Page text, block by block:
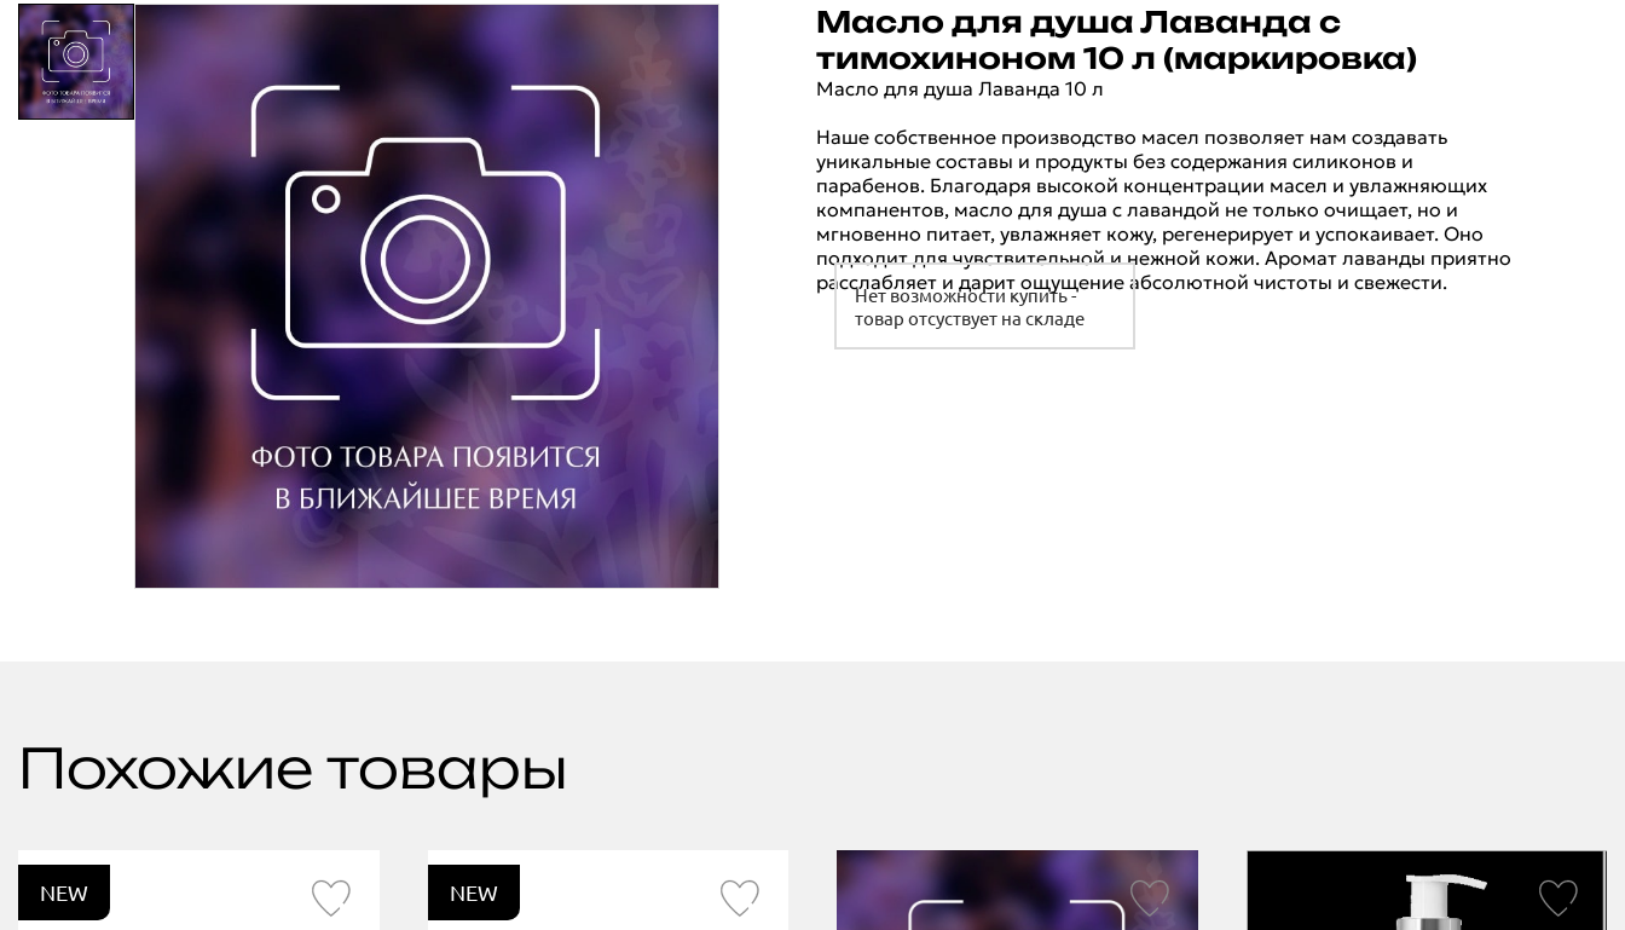
Губы
Очищение
Демакияж
Увлажнение
Питание
Солнцезащита
Тело
Уход
Руки
Ноги
Волосы
Очищение
Бальзамы лечебные
Команда
Масло для душа Лаванда с
тимохиноном 10 л (маркировка)
Масло для душа Лаванда 10 л
Наше собственное производство масел позволяет нам создавать
уникальные составы и продукты без содержания силиконов и
парабенов. Благодаря высокой концентрации масел и увлажняющих
компанентов, масло для душа с лавандой не только очищает, но и
мгновенно питает, увлажняет кожу, регенерирует и успокаивает. Оно
подходит для чувствительной и нежной кожи. Аромат лаванды приятно
расслабляет и дарит ощущение абсолютной чистоты и свежести.
Нет возможности купить -
товар отсуствует на складе
Похожие товары
NEW NEW